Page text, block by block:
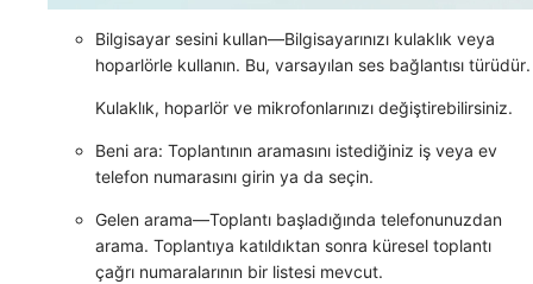
Bilgisayar sesini kullan—Bilgisayarınızı kulaklık veya
hoparlörle kullanın. Bu, varsayılan ses bağlantısı türüdür.
Kulaklık, hoparlör ve mikrofonlarınızı değiştirebilirsiniz.
Beni ara: Toplantının aramasını istediğiniz iş veya ev
telefon numarasını girin ya da seçin.
Gelen arama—Toplantı başladığında telefonunuzdan
arama. Toplantıya katıldıktan sonra küresel toplantı
çağrı numaralarının bir listesi mevcut.